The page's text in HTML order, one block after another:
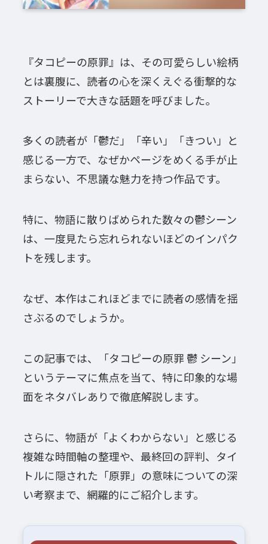
『タコピーの原罪』は、その可愛らしい絵柄
とは裏腹に、読者の心を深くえぐる衝撃的な
ストーリーで大きな話題を呼びました。
多くの読者が「鬱だ」「辛い」「きつい」と
感じる一方で、なぜかページをめくる手が止
まらない、不思議な魅力を持つ作品です。
特に、物語に散りばめられた数々の鬱シーン
は、一度見たら忘れられないほどのインパク
トを残します。
なぜ、本作はこれほどまでに読者の感情を揺
さぶるのでしょうか。
この記事では、「タコピーの原罪 鬱 シーン」
というテーマに焦点を当て、特に印象的な場
面をネタバレありで徹底解説します。
さらに、物語が「よくわからない」と感じる
複雑な時間軸の整理や、最終回の評判、タイ
トルに隠された「原罪」の意味についての深
い考察まで、網羅的にご紹介します。